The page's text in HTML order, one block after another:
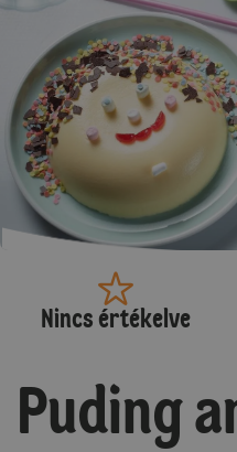
Nincs értékelve
Puding